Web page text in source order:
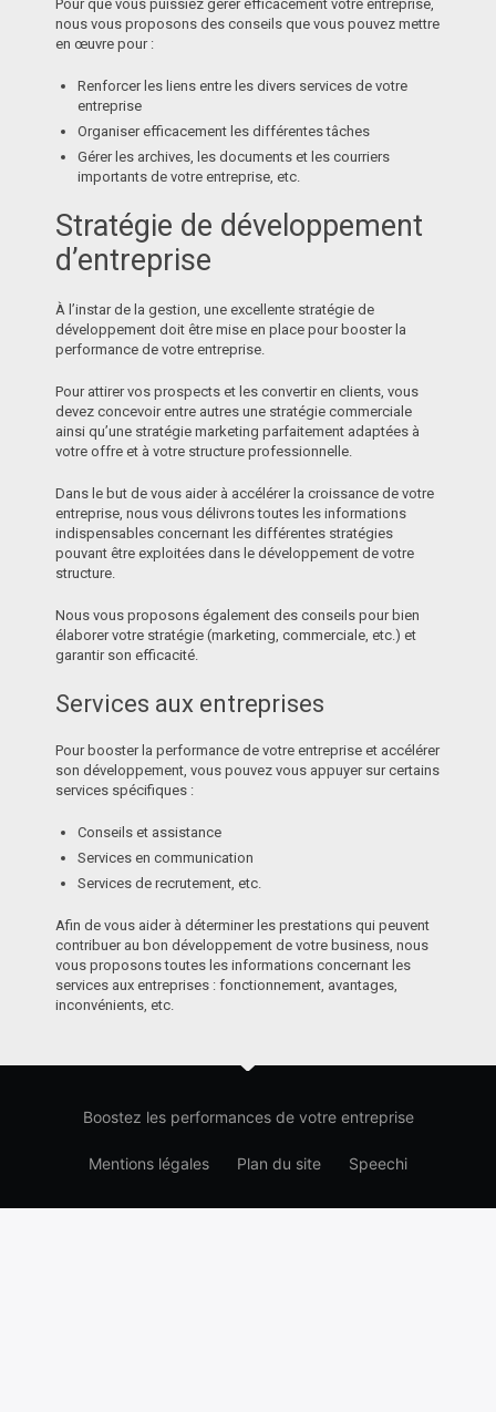
Pour que vous puissiez gérer efficacement votre entreprise,
nous vous proposons des conseils que vous pouvez mettre
en œuvre pour :
Renforcer les liens entre les divers services de votre
entreprise
Organiser efficacement les différentes tâches
Gérer les archives, les documents et les courriers
importants de votre entreprise, etc.
Stratégie de développement
d’entreprise
À l’instar de la gestion, une excellente stratégie de
développement doit être mise en place pour booster la
performance de votre entreprise.
Pour attirer vos prospects et les convertir en clients, vous
devez concevoir entre autres une stratégie commerciale
ainsi qu’une stratégie marketing parfaitement adaptées à
votre offre et à votre structure professionnelle.
Dans le but de vous aider à accélérer la croissance de votre
entreprise, nous vous délivrons toutes les informations
indispensables concernant les différentes stratégies
pouvant être exploitées dans le développement de votre
structure.
Nous vous proposons également des conseils pour bien
élaborer votre stratégie (marketing, commerciale, etc.) et
garantir son efficacité.
Services aux entreprises
Pour booster la performance de votre entreprise et accélérer
son développement, vous pouvez vous appuyer sur certains
services spécifiques :
Conseils et assistance
Services en communication
Services de recrutement, etc.
Afin de vous aider à déterminer les prestations qui peuvent
contribuer au bon développement de votre business, nous
vous proposons toutes les informations concernant les
services aux entreprises : fonctionnement, avantages,
inconvénients, etc.
Boostez les performances de votre entreprise
Mentions légales Plan du site Speechi